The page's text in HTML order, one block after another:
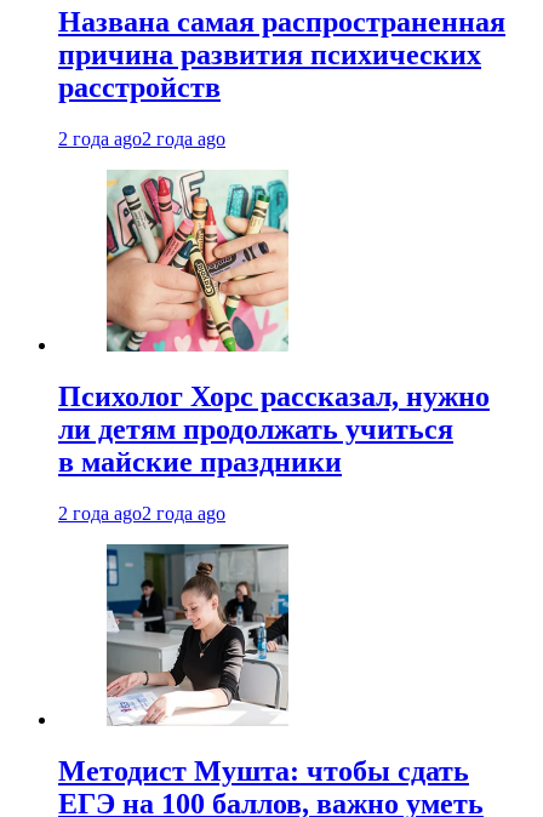
Названа самая распространенная
причина развития психических
расстройств
2 года ago2 года ago
Психолог Хорс рассказал, нужно
ли детям продолжать учиться
в майские праздники
2 года ago2 года ago
Методист Мушта: чтобы сдать
ЕГЭ на 100 баллов, важно уметь